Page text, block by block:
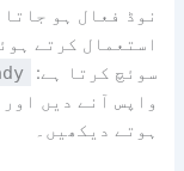
استعمال کرتے
سوئچ کرتا ہے:
ہوتے دیکھیں۔